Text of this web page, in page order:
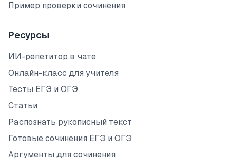
Пример проверки сочинения
Ресурсы
ИИ-репетитор в чате
Онлайн-класс для учителя
Тесты ЕГЭ и ОГЭ
Статьи
Распознать рукописный текст
Готовые сочинения ЕГЭ и ОГЭ
Аргументы для сочинения